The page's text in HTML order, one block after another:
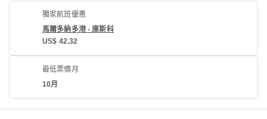
獨家航班優惠
馬爾多納多港 - 庫斯科
US$ 42.32
最低票價月
10月